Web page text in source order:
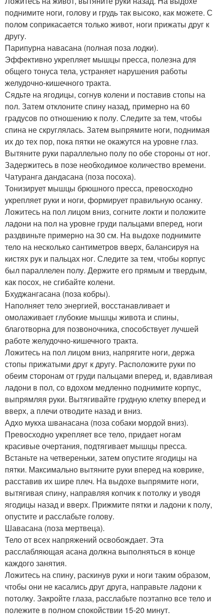
поднимите ноги, голову и грудь так высоко, как можете. С
полом соприкасается только живот, ноги прижаты друг к
другу.
Парипурна навасана (полная поза лодки).
Эффективно укрепляет мышцы пресса, полезна для
общего тонуса тела, устраняет нарушения работы
желудочно-кишечного тракта.
Сядьте на ягодицы, согнув колени и поставив стопы на
пол. Затем отклоните спину назад, примерно на 60
градусов по отношению к полу. Следите за тем, чтобы
спина не скруглялась. Затем выпрямите ноги, поднимая
их до тех пор, пока пятки не окажутся на уровне глаз.
Вытяните руки параллельно полу по обе стороны от ног.
Задержитесь в позе необходимое количество времени.
Чатуранга дандасана (поза посоха).
Тонизирует мышцы брюшного пресса, превосходно
укрепляет руки и ноги, формирует правильную осанку.
Ложитесь на пол лицом вниз, согните локти и положите
ладони на пол на уровне груди пальцами вперед, ноги
раздвиньте примерно на 30 см. На выдохе поднимите
тело на несколько сантиметров вверх, балансируя на
кистях рук и пальцах ног. Следите за тем, чтобы корпус
был параллелен полу. Держите его прямым и твердым,
как посох, не сгибайте колени.
Бхуджангасана (поза кобры).
Наполняет тело энергией, восстанавливает и
омолаживает глубокие мышцы живота и спины,
благотворна для позвоночника, способствует лучшей
работе желудочно-кишечного тракта.
Ложитесь на пол лицом вниз, напрягите ноги, держа
стопы прижатыми друг к другу. Расположите руки по
обеим сторонам от груди пальцами вперед, и, вдавливая
ладони в пол, со вдохом медленно поднимите корпус,
выпрямляя руки. Вытягивайте грудную клетку вперед и
вверх, а плечи отводите назад и вниз.
Адхо мукха шванасана (поза собаки мордой вниз).
Превосходно укрепляет все тело, придает ногам
красивые очертания, подтягивает мышцы пресса.
Встаньте на четвереньки, затем опустите ягодицы на
пятки. Максимально вытяните руки вперед на коврике,
расставив их шире плеч. На выдохе выпрямите ноги,
вытягивая спину, направляя копчик к потолку и уводя
ягодицы назад и вверх. Прижмите пятки и ладони к полу,
опустите и расслабьте голову.
Шавасана (поза мертвеца).
Тело от всех напряжений освобождает. Эта
расслабляющая асана должна выполняться в конце
каждого занятия.
Ложитесь на спину, раскинув руки и ноги таким образом,
чтобы они не касались друг друга, направьте ладони к
потолку. Закройте глаза, расслабьте поэтапно все тело и
полежите в полном спокойствии 15-20 минут.